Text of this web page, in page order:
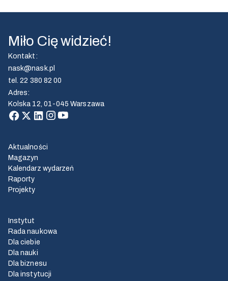
Miło Cię widzieć!
Kontakt :
nask@nask.pl
tel.22 380 82 00
Adres:
Kolska 12, 01-045 Warszawa
Aktualności
Magazyn
Kalendarz wydarzeń
Raporty
Projekty
Instytut
Rada naukowa
Dla ciebie
Dla nauki
Dla biznesu
Dla instytucji